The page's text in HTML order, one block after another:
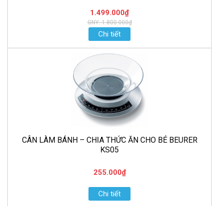
1.499.000₫
GNY: 1.800.000₫
Chi tiết
CÂN LÀM BÁNH – CHIA THỨC ĂN CHO BÉ BEURER
KS05
255.000₫
Chi tiết